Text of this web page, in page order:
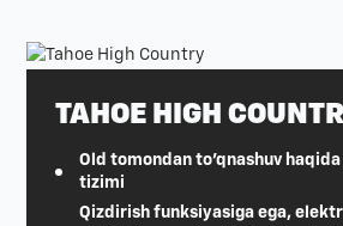
TAHOE HIGH
Old tomondan to'qnashuv
tizimi
Qizdirish funksiyasiga ega,